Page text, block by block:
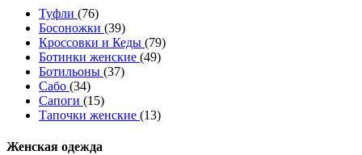
Туфли (76)
Босоножки (39)
Кроссовки и Кеды (79)
Ботинки женские (49)
Ботильоны (37)
Сабо (34)
Сапоги (15)
Тапочки женские (13)
Женская одежда